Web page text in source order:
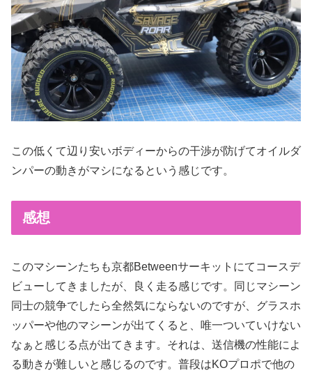
この低くて辺り安いボディーからの干渉が防げてオイルダ
ンパーの動きがマシになるという感じです。
感想
このマシーンたちも京都Betweenサーキットにてコースデ
ビューしてきましたが、良く走る感じです。同じマシーン
同士の競争でしたら全然気にならないのですが、グラスホ
ッパーや他のマシーンが出てくると、唯一ついていけない
なぁと感じる点が出てきます。それは、送信機の性能によ
る動きが難しいと感じるのです。普段はKOプロポで他の